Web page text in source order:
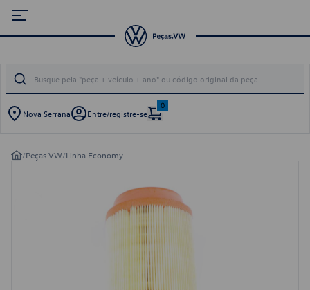
Nova Serrana Entre/registre-se
0
/Peças VW/Linha Economy